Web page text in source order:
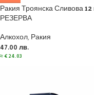
Ракия Троянска Сливова 12
РЕЗЕРВА
Алкохол,Ракия
47.00 лв.
≈€24.03